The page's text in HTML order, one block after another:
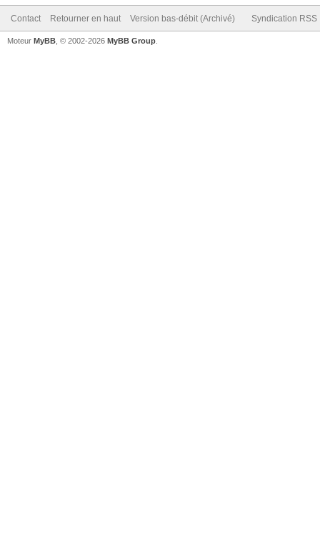
Contact Retourner en haut Version bas-débit (Archivé) Syndication RSS
Moteur MyBB , © 2002-2026 MyBB Group